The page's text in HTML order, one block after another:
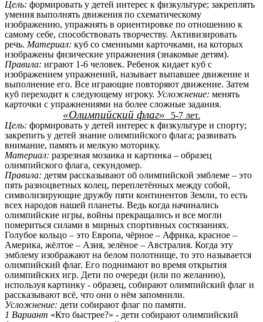
Цель: формировать у детей интерес к физкультуре; закреплять
умения выполнять движения по схематическому
изображению, упражнять в ориентировке по отношению к
самому себе, способствовать творчеству. Активизировать
речь. Материал: куб со сменными карточками, на которых
изображены физические упражнения (знакомые детям).
Правила: играют 1-6 человек. Ребенок кидает куб с
изображением упражнений, называет выпавшее движение и
выполнение его. Все играющие повторяют движение. Затем
куб переходит к следующему игроку. Усложнение: менять
карточки с упражнениями на более сложные задания.
«Олимпийский флаг»
5-7 лет.
Цель: формировать у детей интерес к физкультуре и спорту;
закрепить у детей знание олимпийского флага; развивать
внимание, память и мелкую моторику.
Материал: разрезная мозаика и картинка – образец
олимпийского флага, секундомер.
Правила: детям рассказывают об олимпийской эмблеме – это
пять разноцветных колец, переплетённых между собой,
символизирующие дружбу пяти континентов Земли, то есть
всех народов нашей планеты. Ведь когда начинались
олимпийские игры, войны прекращались и все могли
помериться силами в мирных спортивных состязаниях.
Голубое кольцо – это Европа, чёрное – Африка, красное –
Америка, жёлтое – Азия, зелёное – Австралия. Когда эту
эмблему изображают на белом полотнище, то это называется
олимпийский флаг. Его поднимают во время открытия
олимпийских игр. Дети по очереди (или по желанию),
используя картинку - образец, собирают олимпийский флаг и
рассказывают всё, что они о нём запомнили.
Усложнение: дети собирают флаг по памяти.
1 Вариант «Кто быстрее?» - дети собирают олимпийский